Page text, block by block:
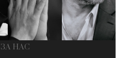
ЗА НАС